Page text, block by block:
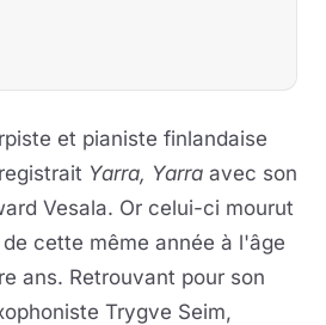
et pianiste finlandaise
Yarra, Yarra avec son
Vesala. Or celui-ci mourut
cette même année à l'âge
ans. Retrouvant pour son
Trygve Seim,